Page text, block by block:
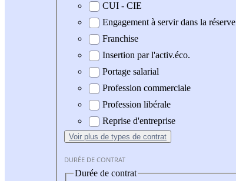
CUI - CIE
Engagement à servir dans la réserve
Franchise
Insertion par l'activ.éco.
Portage salarial
Profession commerciale
Profession libérale
Reprise d'entreprise
Voir plus de types de contrat
DURÉE DE CONTRAT
Durée de contrat